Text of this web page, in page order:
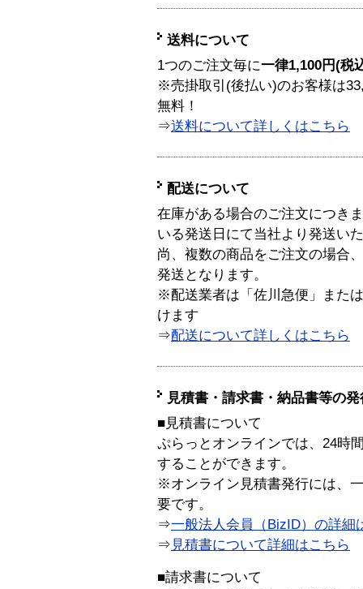
送料について
1つのご注文毎に一律1,100円(税
※売掛取引(後払い)のお客様は
無料！
⇒送料について詳しくはこちら
配送について
在庫がある場合のご注文につき
いる発送日にて当社より発送い
尚、複数の商品をご注文の場合
発送となります。
※配送業者は「佐川急便」また
けます
⇒配送について詳しくはこちら
見積書・請求書・納品書等の
■見積書について
ぷらっとオンラインでは、24時
することができます。
※オンライン見積書発行には、
要です。
⇒一般法人会員（BizID）の詳細
⇒ 見積書について詳細はこちら
■請求書について